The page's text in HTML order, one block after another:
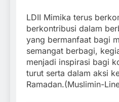
LDII Mimika terus
berkontribusi dalam
yang bermanfaat bagi
semangat berbagi,
menjadi inspirasi bagi
turut serta dalam aksi
Ramadan.(Muslimin-